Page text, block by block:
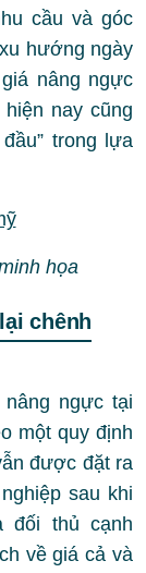
cầu và góc
hướng ngày
nâng ngực
nay cũng
trong lựa
họa
chênh
ngực tại
một quy định
được đặt ra
sau khi
đối thủ cạnh
về giá cả và